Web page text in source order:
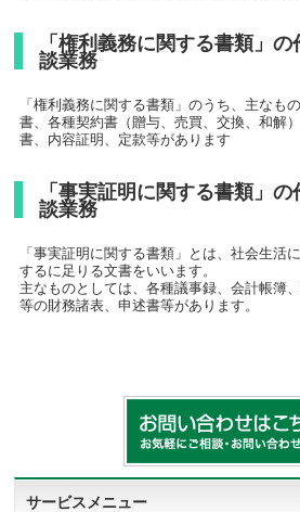
「権利義務に関する書類」
談業務
「権利義務に関する書類」のうち、主なも
書、各種契約書（贈与、売買、交換、和解
書、内容証明、定款等があります
「事実証明に関する書類」
談業務
「事実証明に関する書類」とは、社会生活
するに足りる文書をいいます。
主なものとしては、各種議事録、会計帳簿
等の財務諸表、申述書等があります。
サービスメニュー